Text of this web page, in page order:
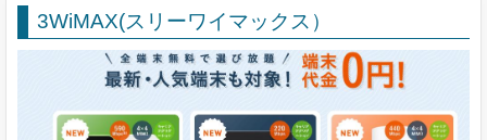
3WiMAX(スリーワイマックス）